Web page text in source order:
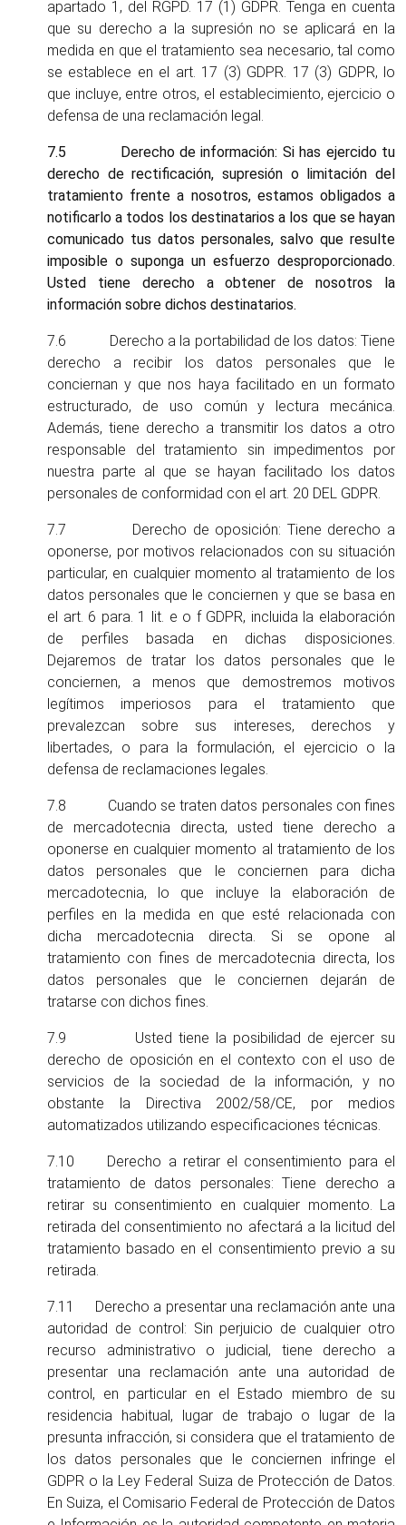
apartado 1, del RGPD. 17 (1) GDPR. Tenga en cuenta
que su derecho a la supresión no se aplicará en la
medida en que el tratamiento sea necesario, tal como
se establece en el art. 17 (3) GDPR. 17 (3) GDPR, lo
que incluye, entre otros, el establecimiento, ejercicio o
defensa de una reclamación legal.
7.5 Derecho de información: Si has ejercido tu
derecho de rectificación, supresión o limitación del
tratamiento frente a nosotros, estamos obligados a
notificarlo a todos los destinatarios a los que se hayan
comunicado tus datos personales, salvo que resulte
imposible o suponga un esfuerzo desproporcionado.
Usted tiene derecho a obtener de nosotros la
información sobre dichos destinatarios.
7.6 Derecho a la portabilidad de los datos: Tiene
derecho a recibir los datos personales que le
conciernan y que nos haya facilitado en un formato
estructurado, de uso común y lectura mecánica.
Además, tiene derecho a transmitir los datos a otro
responsable del tratamiento sin impedimentos por
nuestra parte al que se hayan facilitado los datos
personales de conformidad con el art. 20 DEL GDPR.
7.7 Derecho de oposición: Tiene derecho a
oponerse, por motivos relacionados con su situación
particular, en cualquier momento al tratamiento de los
datos personales que le conciernen y que se basa en
el art. 6 para. 1 lit. e o f GDPR, incluida la elaboración
de perfiles basada en dichas disposiciones.
Dejaremos de tratar los datos personales que le
conciernen, a menos que demostremos motivos
legítimos imperiosos para el tratamiento que
prevalezcan sobre sus intereses, derechos y
libertades, o para la formulación, el ejercicio o la
defensa de reclamaciones legales.
7.8 Cuando se traten datos personales con fines
de mercadotecnia directa, usted tiene derecho a
oponerse en cualquier momento al tratamiento de los
datos personales que le conciernen para dicha
mercadotecnia, lo que incluye la elaboración de
perfiles en la medida en que esté relacionada con
dicha mercadotecnia directa. Si se opone al
tratamiento con fines de mercadotecnia directa, los
datos personales que le conciernen dejarán de
tratarse con dichos fines.
7.9 Usted tiene la posibilidad de ejercer su
derecho de oposición en el contexto con el uso de
servicios de la sociedad de la información, y no
obstante la Directiva 2002/58/CE, por medios
automatizados utilizando especificaciones técnicas.
7.10 Derecho a retirar el consentimiento para el
tratamiento de datos personales: Tiene derecho a
retirar su consentimiento en cualquier momento. La
retirada del consentimiento no afectará a la licitud del
tratamiento basado en el consentimiento previo a su
retirada.
7.11 Derecho a presentar una reclamación ante una
autoridad de control: Sin perjuicio de cualquier otro
recurso administrativo o judicial, tiene derecho a
presentar una reclamación ante una autoridad de
control, en particular en el Estado miembro de su
residencia habitual, lugar de trabajo o lugar de la
presunta infracción, si considera que el tratamiento de
los datos personales que le conciernen infringe el
GDPR o la Ley Federal Suiza de Protección de Datos.
En Suiza, el Comisario Federal de Protección de Datos